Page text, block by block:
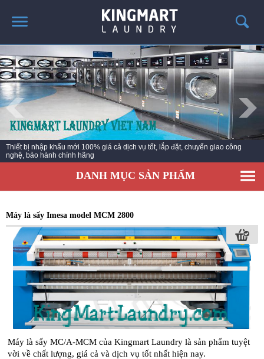
TRANG CHỦ
GIỚI THIỆU
TIN TỨC GIẶT LÀ
CÔNG TRÌNH TRIỂN KHAI
LIÊN HỆ
Thiết bị nhập khẩu mới 100% giá cả dịch vụ tốt, lắp đặt, chuyển giao công
nghệ, bảo hành chính hãng
DANH MỤC SẢN PHẨM
Máy là sấy Imesa model MCM 2800
Máy là sấy MC/A-MCM của Kingmart Laundry là sản phẩm tuyệt
vời về chất lượng, giá cả và dịch vụ tốt nhất hiện nay.